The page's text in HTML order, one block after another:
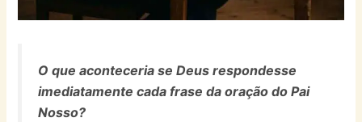
O que aconteceria se Deus respondesse
imediatamente cada frase da oração do Pai
Nosso?